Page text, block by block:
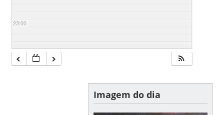
23:00
Imagem do dia